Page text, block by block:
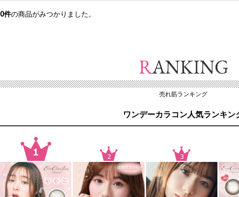
0件の商品がみつかりました。
売れ筋ランキング
ワンデーカラコン人気ランキン